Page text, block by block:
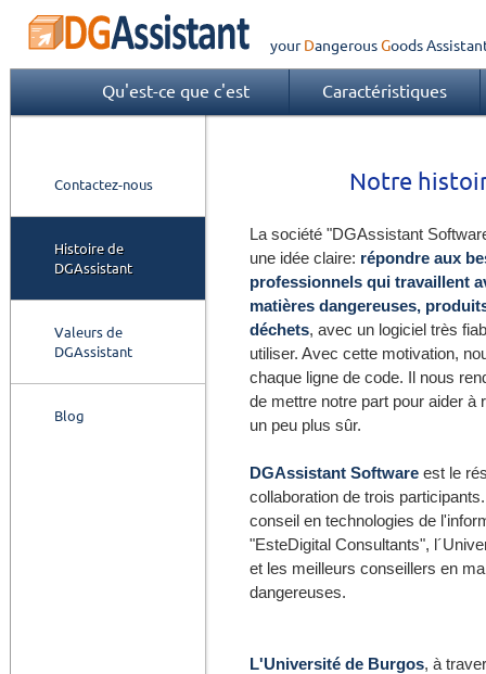
your Dangerous Goods
Qu'est-ce que c'est Caractéristiques
Contactez-nous
Histoire de
DGAssistant
Valeurs de
DGAssistant
Blog
Notre
La société "DGAssistant
une idée claire: répondre aux
professionnels qui travaillent
matières dangereuses,
déchets, avec un logiciel très
utiliser. Avec cette motivation,
chaque ligne de code. Il nous
de mettre notre part pour aider à
un peu plus sûr.
DGAssistant Software est le
collaboration de trois
conseil en technologies de
"EsteDigital Consultants",
et les meilleurs conseillers en
dangereuses.
L'Université de Burgos, à